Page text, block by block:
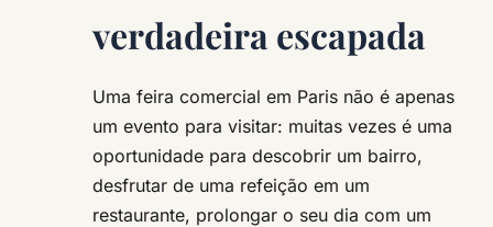
verdadeira escapada
Uma feira comercial em Paris não é apenas
um evento para visitar: muitas vezes é uma
oportunidade para descobrir um bairro,
desfrutar de uma refeição em um
restaurante, prolongar o seu dia com um